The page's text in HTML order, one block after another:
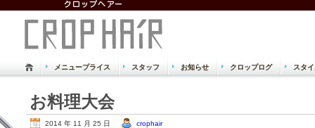
倉敷市 児島 美容室 美容院 クロ
Just another WordPress site
メニュープライス スタッフ お知らせ クロップログ スタ
お料理大会
2014 年 11 月 25 日 crophair